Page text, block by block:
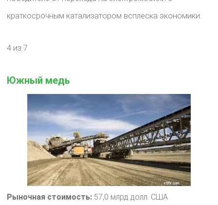
краткосрочным катализатором всплеска экономики.
4 из 7
Южный медь
Рыночная стоимость: 57,0 млрд долл. США